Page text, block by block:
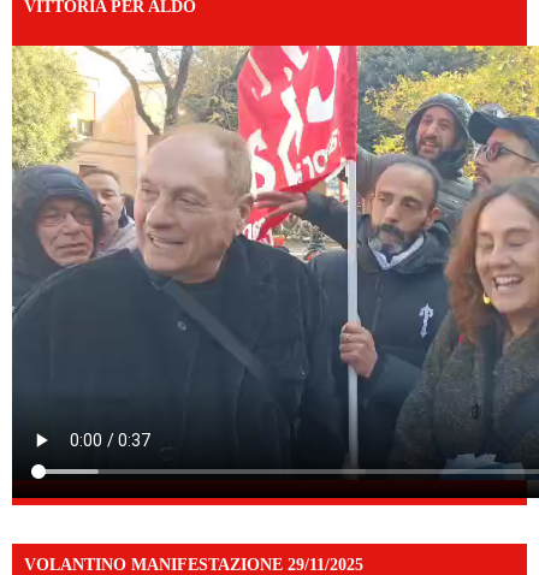
VITTORIA PER ALDO
VOLANTINO MANIFESTAZIONE 29/11/2025